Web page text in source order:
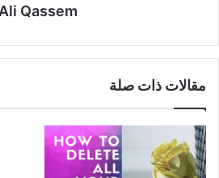
Ali Qassem
مقالات ذات صلة